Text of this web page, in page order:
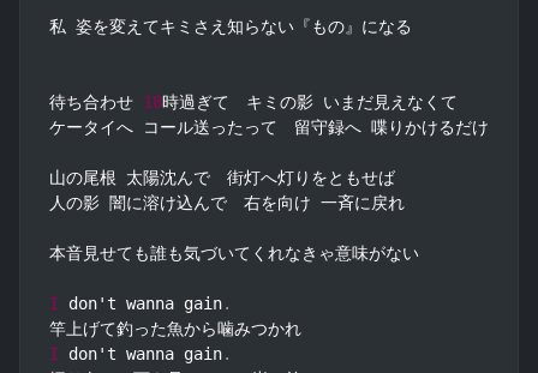
私 姿を変えてキミさえ知らない『もの』になる
待ち合わせ 18時過ぎて　キミの影 いまだ見えなくて
ケータイへ コール送ったって　留守録へ 喋りかけるだけ
山の尾根 太陽沈んで　街灯へ灯りをともせば
人の影 闇に溶け込んで　右を向け 一斉に戻れ
本音見せても誰も気づいてくれなきゃ意味がない
I don't wanna gain.
I don't wanna gain.